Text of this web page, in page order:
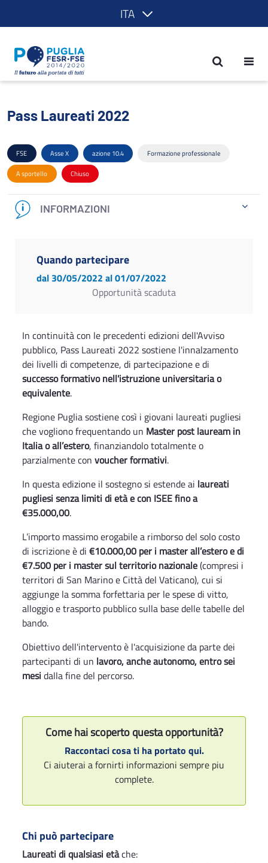
ITA
Pass Laureati 2022 - POR Puglia
Pass Laureati 2022
FSE Asse X azione 10.4 Formazione professionale
A sportello Chiuso
INFORMAZIONI
Quando partecipare
dal 30/05/2022 al 01/07/2022
Opportunità scaduta
In continuità con le precedenti edizioni dell'Avviso
pubblico, Pass Laureati 2022 sostiene l'innalzamento
dei livelli di competenze, di partecipazione e di
successo formativo nell'istruzione universitaria o
equivalente.
Regione Puglia sostiene così i giovani laureati pugliesi
che vogliono frequentando un Master post lauream in
Italia o all’estero, finanziandolo totalmente o
parzialmente con voucher formativi.
In questa edizione il sostegno si estende ai laureati
pugliesi senza limiti di età e con ISEE fino a
€35.000,00.
L’importo massimo erogabile a rimborso del solo costo
di iscrizione è di €10.000,00 per i master all’estero e di
€7.500 per i master sul territorio nazionale(compresi i
territori di San Marino e Città del Vaticano), cui si
aggiunge la somma forfettaria per le spese di vitto,
alloggio e trasporto pubblico sulla base delle tabelle del
bando.
Obiettivo dell'intervento è l'acquisizione da parte dei
partecipanti di un lavoro, anche autonomo, entro sei
mesi dalla fine del percorso.
Come hai scoperto questa opportunità?
Raccontaci cosa ti ha portato qui.
Ci aiuterai a fornirti informazioni sempre piu
complete.
Chi può partecipare
Laureati di qualsiasi etàche: